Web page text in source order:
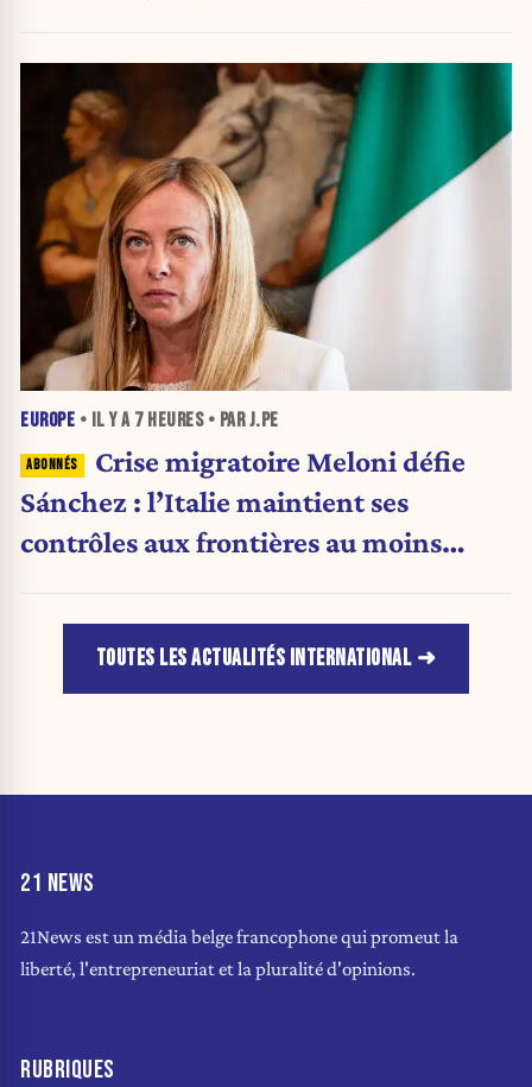
EUROPE • IL Y A 7 HEURES• PAR J.PE
Crise migratoire Meloni défie
Sánchez : l’Italie maintient ses
contrôles aux frontières au moins
TOUTES LES ACTUALITÉS INTERNATIONAL
21 NEWS
21News est un média belge francophone qui promeut la
liberté, l'entrepreneuriat et la pluralité d'opinions.
RUBRIQUES